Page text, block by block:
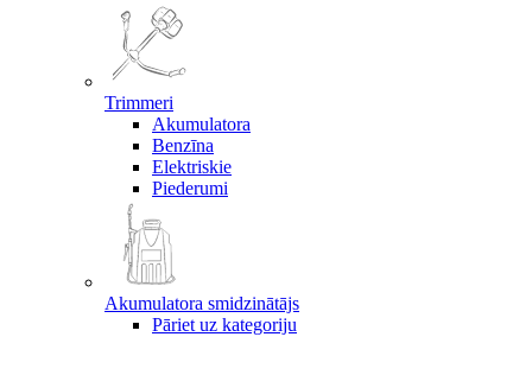
Trimmeri
Akumulatora
Benzīna
Elektriskie
Piederumi
Akumulatora smidzinātājs
Pāriet uz kategoriju